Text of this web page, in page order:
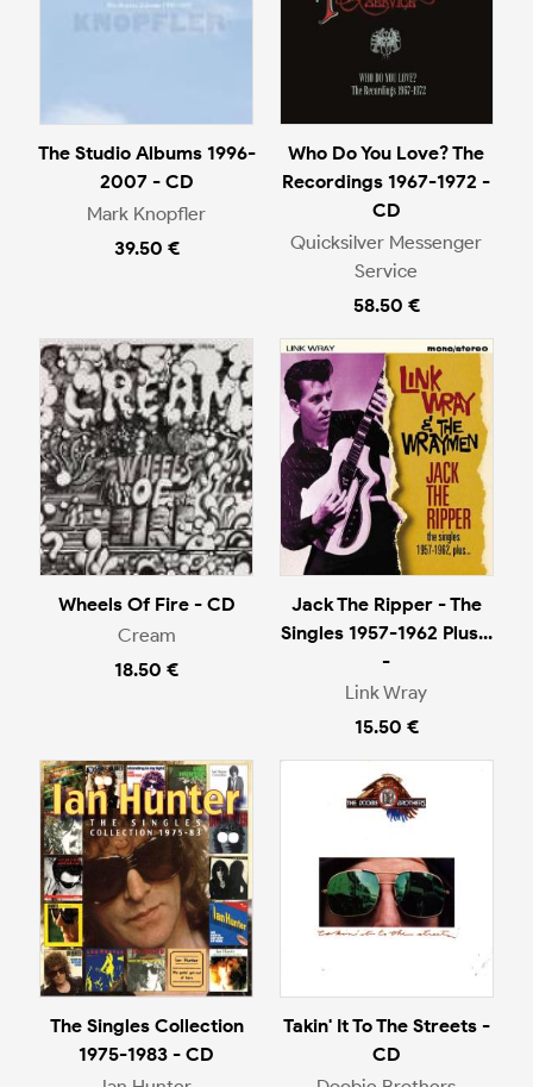
The Studio Albums 1996-
2007 - CD
Mark Knopfler
39.50 €
Who Do You Love? The
Recordings 1967-1972 -
CD
Quicksilver Messenger
Service
58.50 €
Wheels Of Fire - CD
Cream
18.50 €
Jack The Ripper - The
Singles 1957-1962 Plus...
-
Link Wray
15.50 €
The Singles Collection
1975-1983 - CD
Takin' It To The Streets -
CD